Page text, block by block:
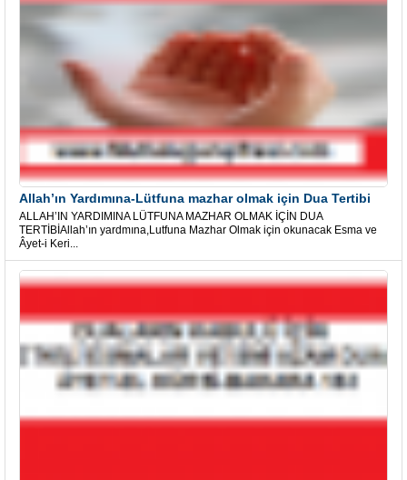
Allah’ın Yardımına-Lütfuna mazhar olmak için Dua Tertibi
ALLAH’IN YARDIMINA LÜTFUNA MAZHAR OLMAK İÇİN DUA
TERTİBİAllah’ın yardmına,Lutfuna Mazhar Olmak için okunacak Esma ve
Âyet-i Keri...